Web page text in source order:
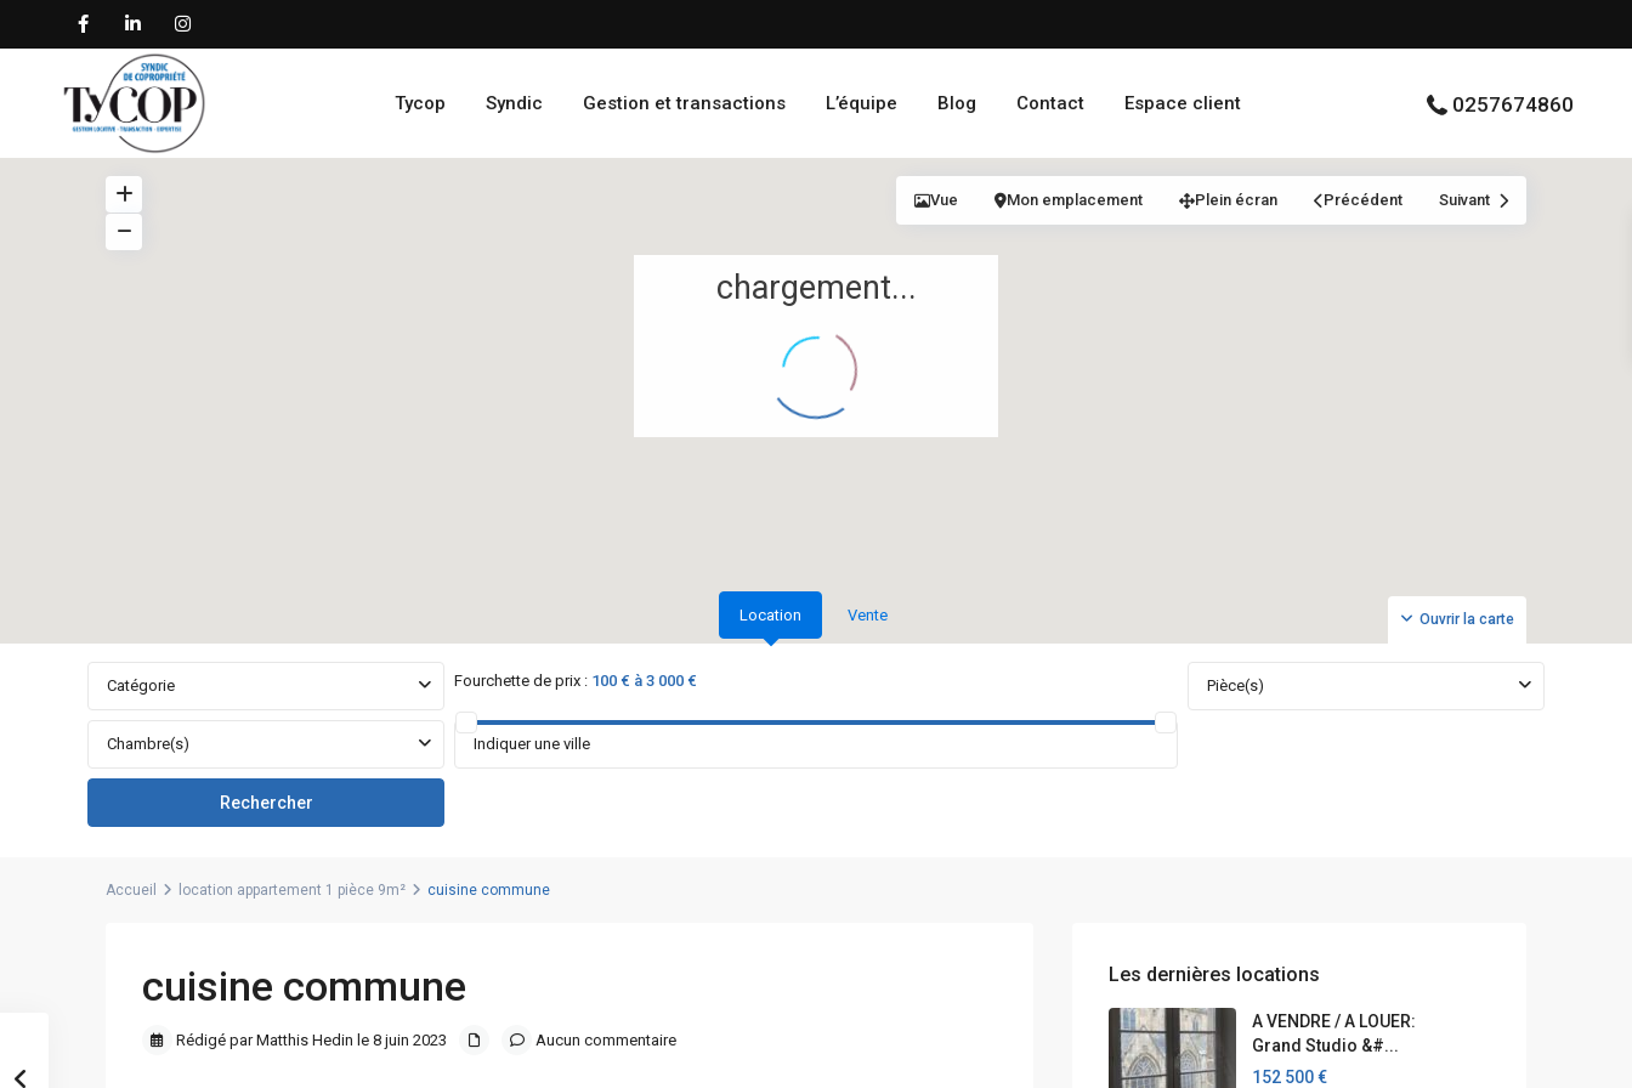
Tycop Syndic Gestion et transactions L’équipe Blog Contact Espace client 0257674860
chargement...
Ouvrir la carte
Vue Mon emplacement Plein écran Précédent Suivant
Location Vente
Catégorie Fourchette de prix : 100 € à 3 000 € Pièce(s)
Chambre(s)
Accueil location appartement 1 pièce 9m² cuisine commune
cuisine commune
Rédigé par Matthis Hedin le 8 juin 2023 Aucun commentaire
Les dernières locations
A VENDRE / A LOUER:
Grand Studio &#...
152 500 €